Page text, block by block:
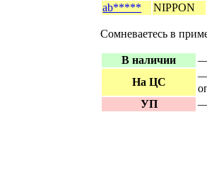
ab*****
NIPPON
Сомневаетесь в
В наличии
—
На ЦС
—
УП
—